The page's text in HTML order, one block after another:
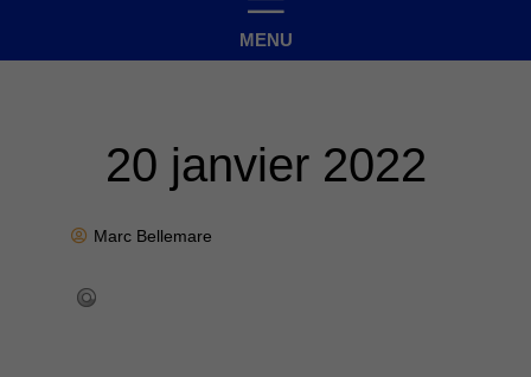
MENU
20 janvier 2022
Marc Bellemare